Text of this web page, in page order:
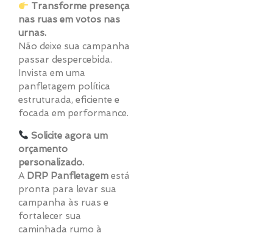
Transforme presença
nas ruas em votos nas
urnas.
Não deixe sua campanha
passar despercebida.
Invista em uma
panfletagem política
estruturada, eficiente e
focada em performance.
Solicite agora um
orçamento
personalizado.
A DRP Panfletagem está
pronta para levar sua
campanha às ruas e
fortalecer sua
caminhada rumo à